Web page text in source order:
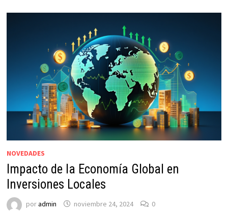
NOVEDADES
Impacto de la Economía Global en
Inversiones Locales
poradmin noviembre 24, 2024 0